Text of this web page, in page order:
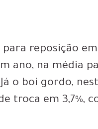
reposição
ano, na média
o boi gordo,
troca em 3,7%,